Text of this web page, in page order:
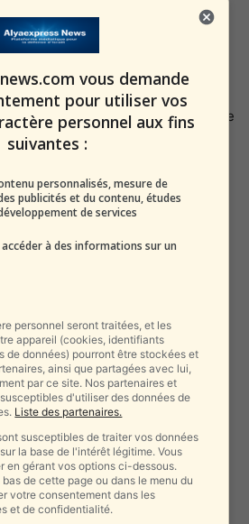
d’annonce, de nombreux
la prudence. Les
par un tel projet sont immenses :
un engin de cette taille,
à haute altitude, logistique de
maintien prolongé en vol
pleinement ces capacités.
ses progrès rapides, reste en
clés, notamment dans le
où elle accuse encore
optimistes avancées par des
une éventuelle mise en
. D’ici là, beaucoup d’analystes
davantage de la
et de la propagande
militaire concret à court
vous demande
pour utiliser vos
personnel aux fins
suivantes :
personnalisés, mesure de
publicités et du contenu, études
de services
à des informations sur un
personnel seront traitées, et les
appareil (cookies, identifiants
de données) pourront être stockées et
ainsi que partagées avec lui,
par ce site. Nos partenaires et
d'utiliser des données de
Liste des partenaires.
susceptibles de traiter vos données
la base de l'intérêt légitime. Vous
en gérant vos options ci-dessous.
de cette page ou dans le menu du
votre consentement dans les
et de confidentialité.